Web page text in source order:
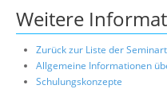
Weitere
Zurück zur Liste der
Allgemeine Informationen
Schulungskonzepte